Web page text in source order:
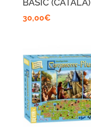
BASIC (CATALA)
30,00€